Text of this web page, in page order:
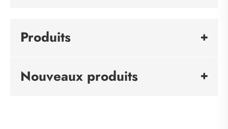
Produits
Nouveaux produits